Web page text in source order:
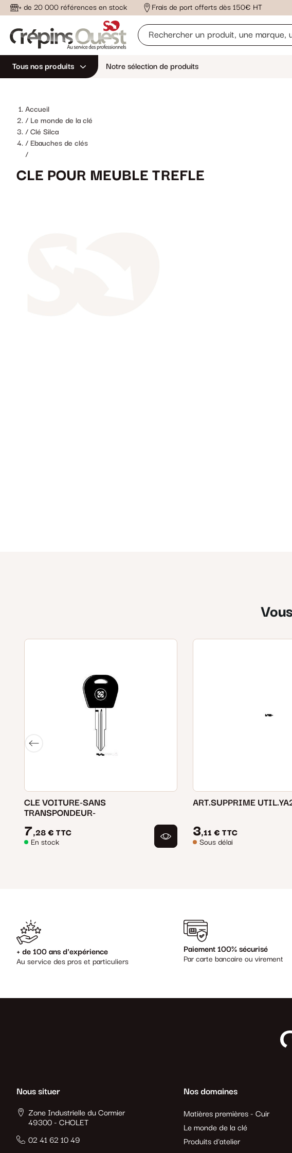
+ de 20 000 références en stock Frais de port offerts dès 150€ HT
Tous nos produits Notre sélection de produits
Accueil
Le monde de la clé
Clé Silca
Ebauches de clés
/
CLE POUR MEUBLE TREFLE
CLE VOITURE-SANS
TRANSPONDEUR-
7,28 € TTC
En stock
ART.SUPPRIME
3,11 € TTC
Sous délai
+ de 100 ans d'expérience
Au service des pros et particuliers
Paiement 100% sécurisé
Par carte bancaire ou virement
Nous situer
Zone Industrielle du Cormier
49300 - CHOLET
02 41 62 10 49
Nos domaines
Matières premières - Cuir
Le monde de la clé
Produits d'atelier